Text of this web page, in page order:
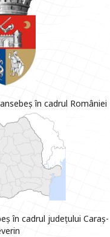
în cadrul României
în cadrul județului Caraș-